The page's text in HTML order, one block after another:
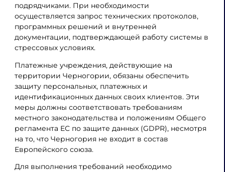
подрядчиками. При необходимости
осуществляется запрос технических протоколов,
программных решений и внутренней
документации, подтверждающей работу системы в
стрессовых условиях.
Платежные учреждения, действующие на
территории Черногории, обязаны обеспечить
защиту персональных, платежных и
идентификационных данных своих клиентов. Эти
меры должны соответствовать требованиям
местного законодательства и положениям Общего
регламента ЕС по защите данных (GDPR), несмотря
на то, что Черногория не входит в состав
Европейского союза.
Для выполнения требований необходимо